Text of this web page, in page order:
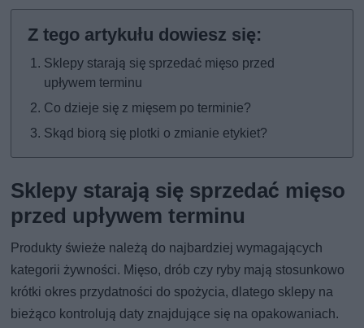
Sklepy starają się sprzedać mięso przed
upływem terminu
Co dzieje się z mięsem po terminie?
Skąd biorą się plotki o zmianie etykiet?
Sklepy starają się sprzedać mięso
przed upływem terminu
Produkty świeże należą do najbardziej wymagających
kategorii żywności. Mięso, drób czy ryby mają stosunkowo
krótki okres przydatności do spożycia, dlatego sklepy na
bieżąco kontrolują daty znajdujące się na opakowaniach.